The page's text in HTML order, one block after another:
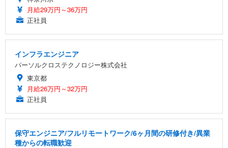
月給29万円～36万円
正社員
インフラエンジニア
パーソルクロステクノロジー株式会社
東京都
月給26万円～32万円
正社員
保守エンジニア/フルリモートワーク/6ヶ月間の研修付き/異業
種からの転職歓迎